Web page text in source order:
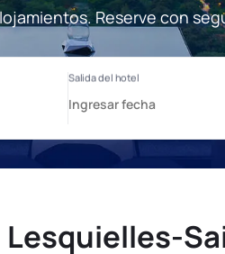
Reserve con